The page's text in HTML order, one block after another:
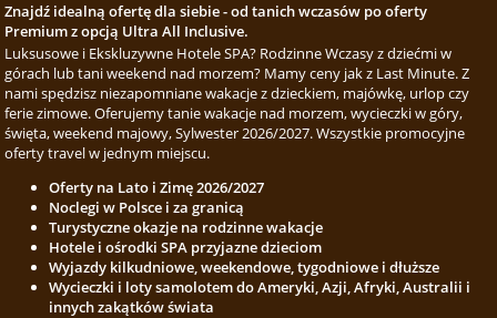
Znajdź idealną ofertę dla siebie - od tanich wczasów po oferty
Premium z opcją Ultra All Inclusive.
Luksusowe i Ekskluzywne Hotele SPA? Rodzinne Wczasy z dziećmi w
górach lub tani weekend nad morzem? Mamy ceny jak z Last Minute. Z
nami spędzisz niezapomniane wakacje z dzieckiem, majówkę, urlop czy
ferie zimowe. Oferujemy tanie wakacje nad morzem, wycieczki w góry,
święta, weekend majowy, Sylwester 2026/2027. Wszystkie promocyjne
oferty travel w jednym miejscu.
Oferty na Lato i Zimę 2026/2027
Noclegi w Polsce i za granicą
Turystyczne okazje na rodzinne wakacje
Hotele i ośrodki SPA przyjazne dzieciom
Wyjazdy kilkudniowe, weekendowe, tygodniowe i dłuższe
Wycieczki i loty samolotem do Ameryki, Azji, Afryki, Australii i
innych zakątków świata